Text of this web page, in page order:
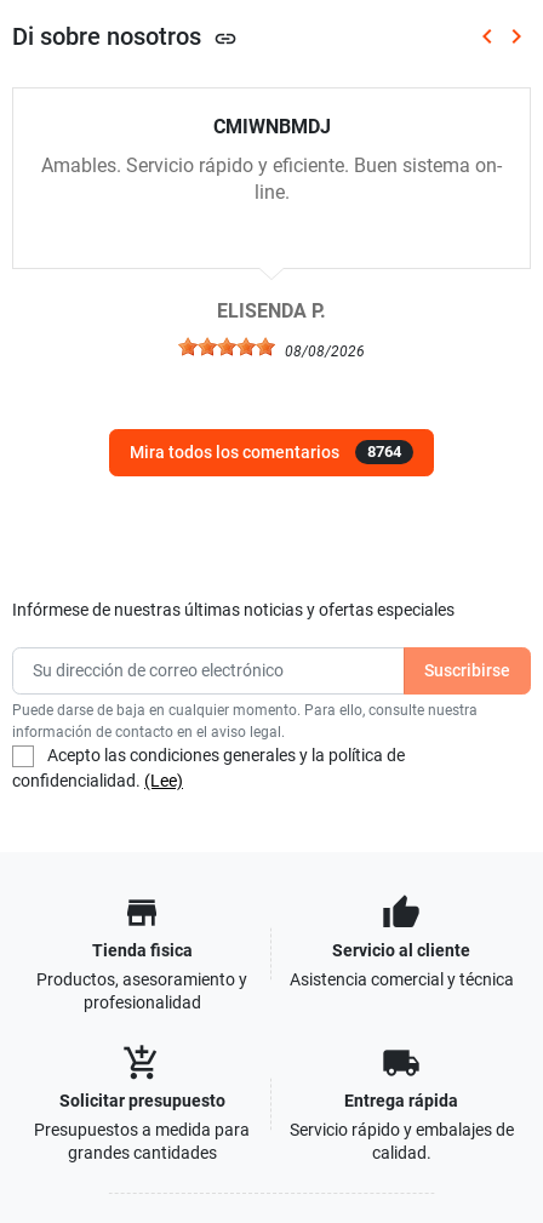
Di sobre nosotros link keyboard_arrow_left keyboard_arrow_right
CMIWNBMDJ
Amables. Servicio rápido y eficiente. Buen sistema on-
line.
ELISENDA P.
08/08/2026
Mira todos los comentarios 8764
Infórmese de nuestras últimas noticias y ofertas especiales
Puede darse de baja en cualquier momento. Para ello, consulte nuestra
información de contacto en el aviso legal.
Acepto las condiciones generales y la política de
confidencialidad. (Lee)
store
Tienda fisica
Productos, asesoramiento y
profesionalidad
thumb_up
Servicio al cliente
Asistencia comercial y técnica
add_shopping_cart
Solicitar presupuesto
Presupuestos a medida para
grandes cantidades
local_shipping
Entrega rápida
Servicio rápido y embalajes de
calidad.